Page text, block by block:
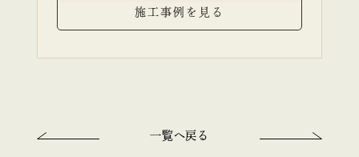
施工事例を見る
一覧へ戻る